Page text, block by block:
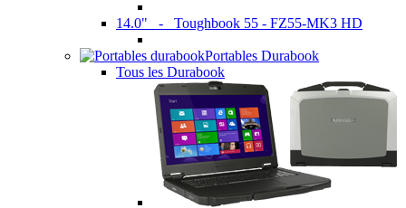
14.0" - Toughbook 55 - FZ55-MK3 HD
Portables Durabook
Tous les Durabook